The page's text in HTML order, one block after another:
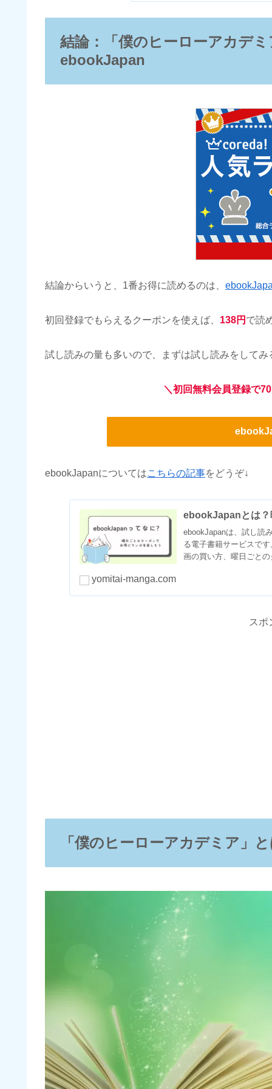
結論：「僕のヒーローアカデ
ebookJapan
結論からいうと、1番お得に読めるのは、
初回登録でもらえるクーポンを使えば、 138円 で読
試し読みの量も多いので、まずは試し読みをして
＼初回無料会員登録で
ebookJapanについてはこちらの記事をどうぞ↓
ebookJapanとは？
ebookJapanは、試し読
る電子書籍サービスで
画の買い方、曜日ごと
yomitai-manga.com
スポ
「僕のヒーローアカデミア」